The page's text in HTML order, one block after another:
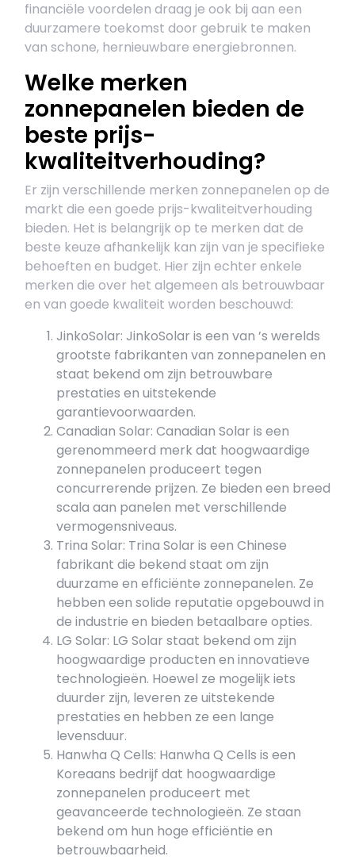
financiële voordelen draag je ook bij aan een
duurzamere toekomst door gebruik te maken
van schone, hernieuwbare energiebronnen.
Welke merken
zonnepanelen bieden de
beste prijs-
kwaliteitverhouding?
Er zijn verschillende merken zonnepanelen op de
markt die een goede prijs-kwaliteitverhouding
bieden. Het is belangrijk op te merken dat de
beste keuze afhankelijk kan zijn van je specifieke
behoeften en budget. Hier zijn echter enkele
merken die over het algemeen als betrouwbaar
en van goede kwaliteit worden beschouwd:
JinkoSolar: JinkoSolar is een van ’s werelds
grootste fabrikanten van zonnepanelen en
staat bekend om zijn betrouwbare
prestaties en uitstekende
garantievoorwaarden.
Canadian Solar: Canadian Solar is een
gerenommeerd merk dat hoogwaardige
zonnepanelen produceert tegen
concurrerende prijzen. Ze bieden een breed
scala aan panelen met verschillende
vermogensniveaus.
Trina Solar: Trina Solar is een Chinese
fabrikant die bekend staat om zijn
duurzame en efficiënte zonnepanelen. Ze
hebben een solide reputatie opgebouwd in
de industrie en bieden betaalbare opties.
LG Solar: LG Solar staat bekend om zijn
hoogwaardige producten en innovatieve
technologieën. Hoewel ze mogelijk iets
duurder zijn, leveren ze uitstekende
prestaties en hebben ze een lange
levensduur.
Hanwha Q Cells: Hanwha Q Cells is een
Koreaans bedrijf dat hoogwaardige
zonnepanelen produceert met
geavanceerde technologieën. Ze staan
bekend om hun hoge efficiëntie en
betrouwbaarheid.